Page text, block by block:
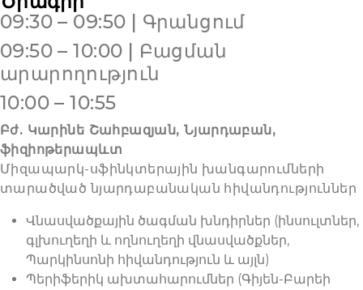
09:30 – 09:50 | Գրանցում
09:50 – 10:00 | Բացման
արարողություն
10:00 – 10:55
Բժ. Կարինե Շահբազյան, Նյարդաբան,
ֆիզիոթերապևտ
Միզապարկ-սֆինկտերային խանգարումների
տարածված նյարդաբանական հիվանդություններ
Վնասվածքային ծագման խնդիրներ (ինսուլտներ,
գլխուղեղի և ողնուղեղի վնասվածքներ,
Պարկինսոնի հիվանդություն և այլն)
Պերիֆերիկ ախտահարումներ (Գիյեն-Բարեի